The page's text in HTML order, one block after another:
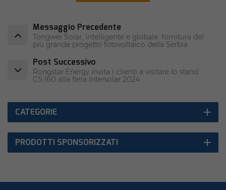
Messaggio Precedente
Tongwei Solar, intelligente e globale: fornitura del
più grande progetto fotovoltaico della Serbia
Post Successivo
Rongstar Energy invita i clienti a visitare lo stand
C5.160 alla fiera Intersolar 2024
CATEGORIE
PRODOTTI SPONSORIZZATI